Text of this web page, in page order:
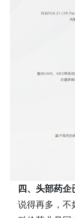
四、头部药
说得再多，不